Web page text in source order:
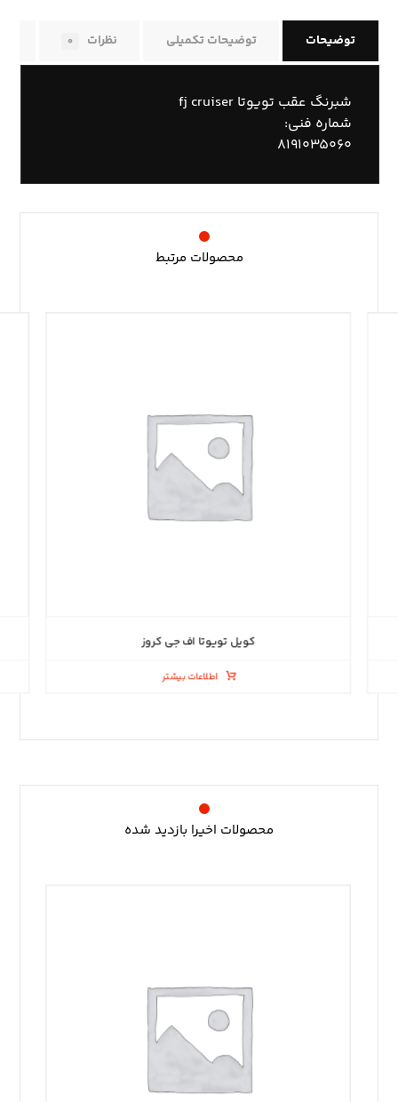
توضیحات توضیحات تکمیلی نظرات ۰
شبرنگ عقب تویوتا fj cruiser
شماره فنی:
۸۱۹۱۰۳۵۰۶۰
محصولات مرتبط
کویل تویوتا اف جی کروز
اطلاعات بیشتر
محصولات اخیرا بازدید شده